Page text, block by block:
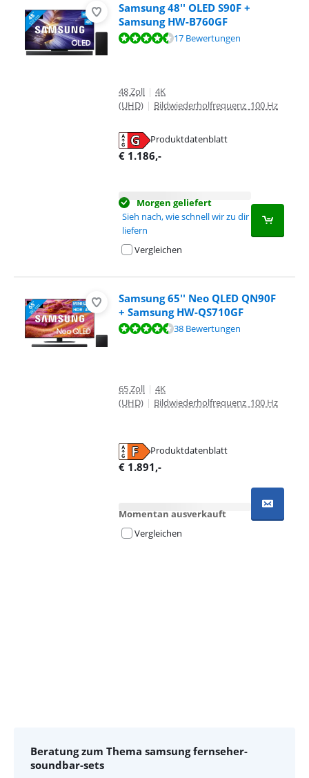
Samsung 48'' OLED S90F +
Samsung HW-B760GF
Bewertet mit 9,4 von 10, basierend auf 17 Bewertungen.
17 Bewertungen
48 Zoll | 4K
(UHD) | Bildwiederholfrequenz 100 Hz
Produktdatenblatt
wird in neuem Tab geöffnet
€ 1.186,-
Morgen geliefert
Sieh nach, wie schnell wir zu dir
liefern
Vergleichen
Samsung 65'' Neo QLED QN90F
+ Samsung HW-QS710GF
Bewertet mit 8,6 von 10, basierend auf 38 Bewertungen.
38 Bewertungen
65 Zoll | 4K
(UHD) | Bildwiederholfrequenz 100 Hz
Produktdatenblatt
wird in neuem Tab geöffnet
€ 1.891,-
Momentan ausverkauft
Vergleichen
Beratung zum Thema samsung fernseher-
soundbar-sets